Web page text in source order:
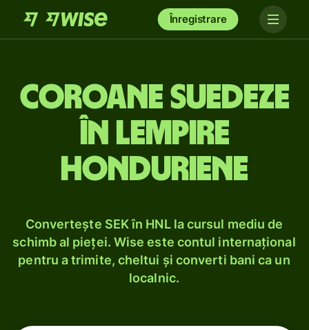
Înregistrare
Coroane suedeze
în lempire
honduriene
Convertește SEK în HNL la cursul mediu de
schimb al pieței. Wise este contul internațional
pentru a trimite, cheltui și converti bani ca un
localnic.